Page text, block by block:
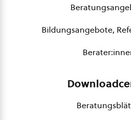
Bildungsangebote,